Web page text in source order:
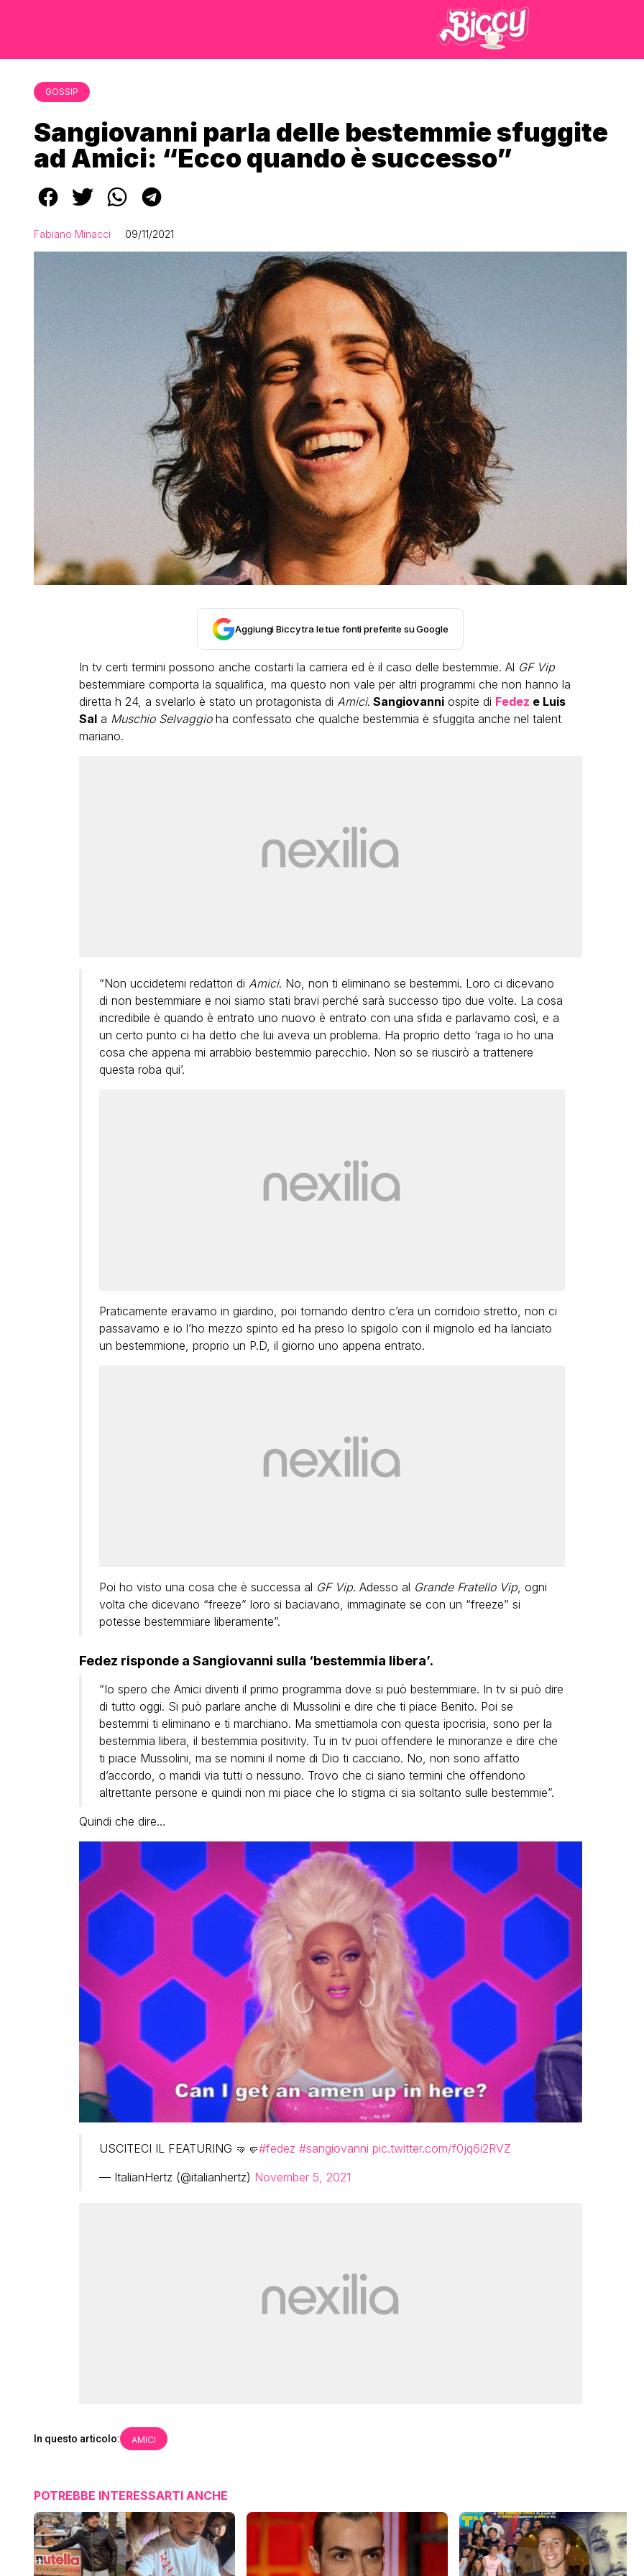
GOSSIP
Sangiovanni parla delle bestemmie sfuggite
ad Amici: “Ecco quando è successo”
Fabiano Minacci 09/11/2021
Aggiungi Biccy tra le tue fonti preferite su Google
In tv certi termini possono anche costarti la carriera ed è il caso delle bestemmie. Al GF Vip
bestemmiare comporta la squalifica, ma questo non vale per altri programmi che non hanno la
diretta h 24, a svelarlo è stato un protagonista di Amici. Sangiovanniospite di Fedez e Luis
Sala Muschio Selvaggioha confessato che qualche bestemmia è sfuggita anche nel talent
mariano.
“Non uccidetemi redattori di Amici. No, non ti eliminano se bestemmi. Loro ci dicevano
di non bestemmiare e noi siamo stati bravi perché sarà successo tipo due volte. La cosa
incredibile è quando è entrato uno nuovo è entrato con una sfida e parlavamo così, e a
un certo punto ci ha detto che lui aveva un problema. Ha proprio detto ‘raga io ho una
cosa che appena mi arrabbio bestemmio parecchio. Non so se riuscirò a trattenere
questa roba qui’.
Praticamente eravamo in giardino, poi tornando dentro c’era un corridoio stretto, non ci
passavamo e io l’ho mezzo spinto ed ha preso lo spigolo con il mignolo ed ha lanciato
un bestemmione, proprio un P.D, il giorno uno appena entrato.
Poi ho visto una cosa che è successa al GF Vip. Adesso al Grande Fratello Vip, ogni
volta che dicevano “freeze” loro si baciavano, immaginate se con un “freeze” si
potesse bestemmiare liberamente”.
Fedez risponde a Sangiovanni sulla ‘bestemmia libera’.
“Io spero che Amici diventi il primo programma dove si può bestemmiare. In tv si può dire
di tutto oggi. Si può parlare anche di Mussolini e dire che ti piace Benito. Poi se
bestemmi ti eliminano e ti marchiano. Ma smettiamola con questa ipocrisia, sono per la
bestemmia libera, il bestemmia positivity. Tu in tv puoi offendere le minoranze e dire che
ti piace Mussolini, ma se nomini il nome di Dio ti cacciano. No, non sono affatto
d’accordo, o mandi via tutti o nessuno. Trovo che ci siano termini che offendono
altrettante persone e quindi non mi piace che lo stigma ci sia soltanto sulle bestemmie”.
Quindi che dire…
USCITECI IL FEATURING 🤜🤛#fedez #sangiovanni pic.twitter.com/f0jq6i2RVZ
— ItalianHertz (@italianhertz) November 5, 2021
In questo articolo: AMICI
POTREBBE INTERESSARTI ANCHE